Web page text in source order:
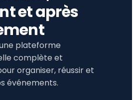
et après
plateforme
complète et
organiser, réussir et
événements.